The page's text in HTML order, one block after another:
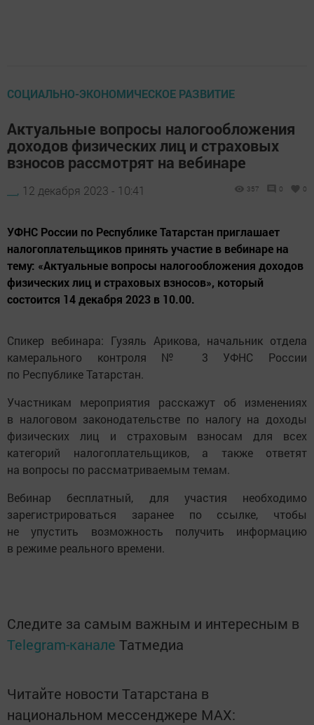
СОЦИАЛЬНО-ЭКОНОМИЧЕСКОЕ РАЗВИТИЕ
Актуальные вопросы налогообложения
доходов физических лиц и страховых
взносов рассмотрят на вебинаре
__, 12 декабря 2023 - 10:41 357 0 0
УФНС России по Республике Татарстан приглашает
налогоплательщиков принять участие в вебинаре на
тему: «Актуальные вопросы налогообложения доходов
физических лиц и страховых взносов», который
состоится 14 декабря 2023 в 10.00.
Спикер вебинара: Гузяль Арикова, начальник отдела
камерального контроля № 3 УФНС России
по Республике Татарстан.
Участникам мероприятия расскажут об изменениях
в налоговом законодательстве по налогу на доходы
физических лиц и страховым взносам для всех
категорий налогоплательщиков, а также ответят
на вопросы по рассматриваемым темам.
Вебинар бесплатный, для участия необходимо
зарегистрироваться заранее по ссылке, чтобы
не упустить возможность получить информацию
в режиме реального времени.
Следите за самым важным и интересным в
Telegram-канале Татмедиа
Читайте новости Татарстана в
национальном мессенджере MАХ: